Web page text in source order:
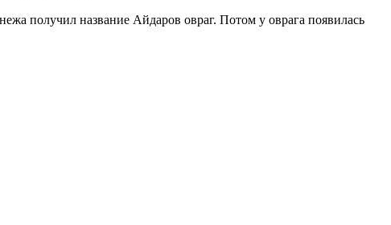
получил название Айдаров овраг. Потом у оврага появилась